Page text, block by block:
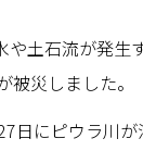
土石流が発
災しました。
にピウラ川